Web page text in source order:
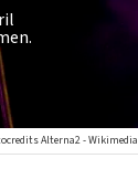
Alterna2 -